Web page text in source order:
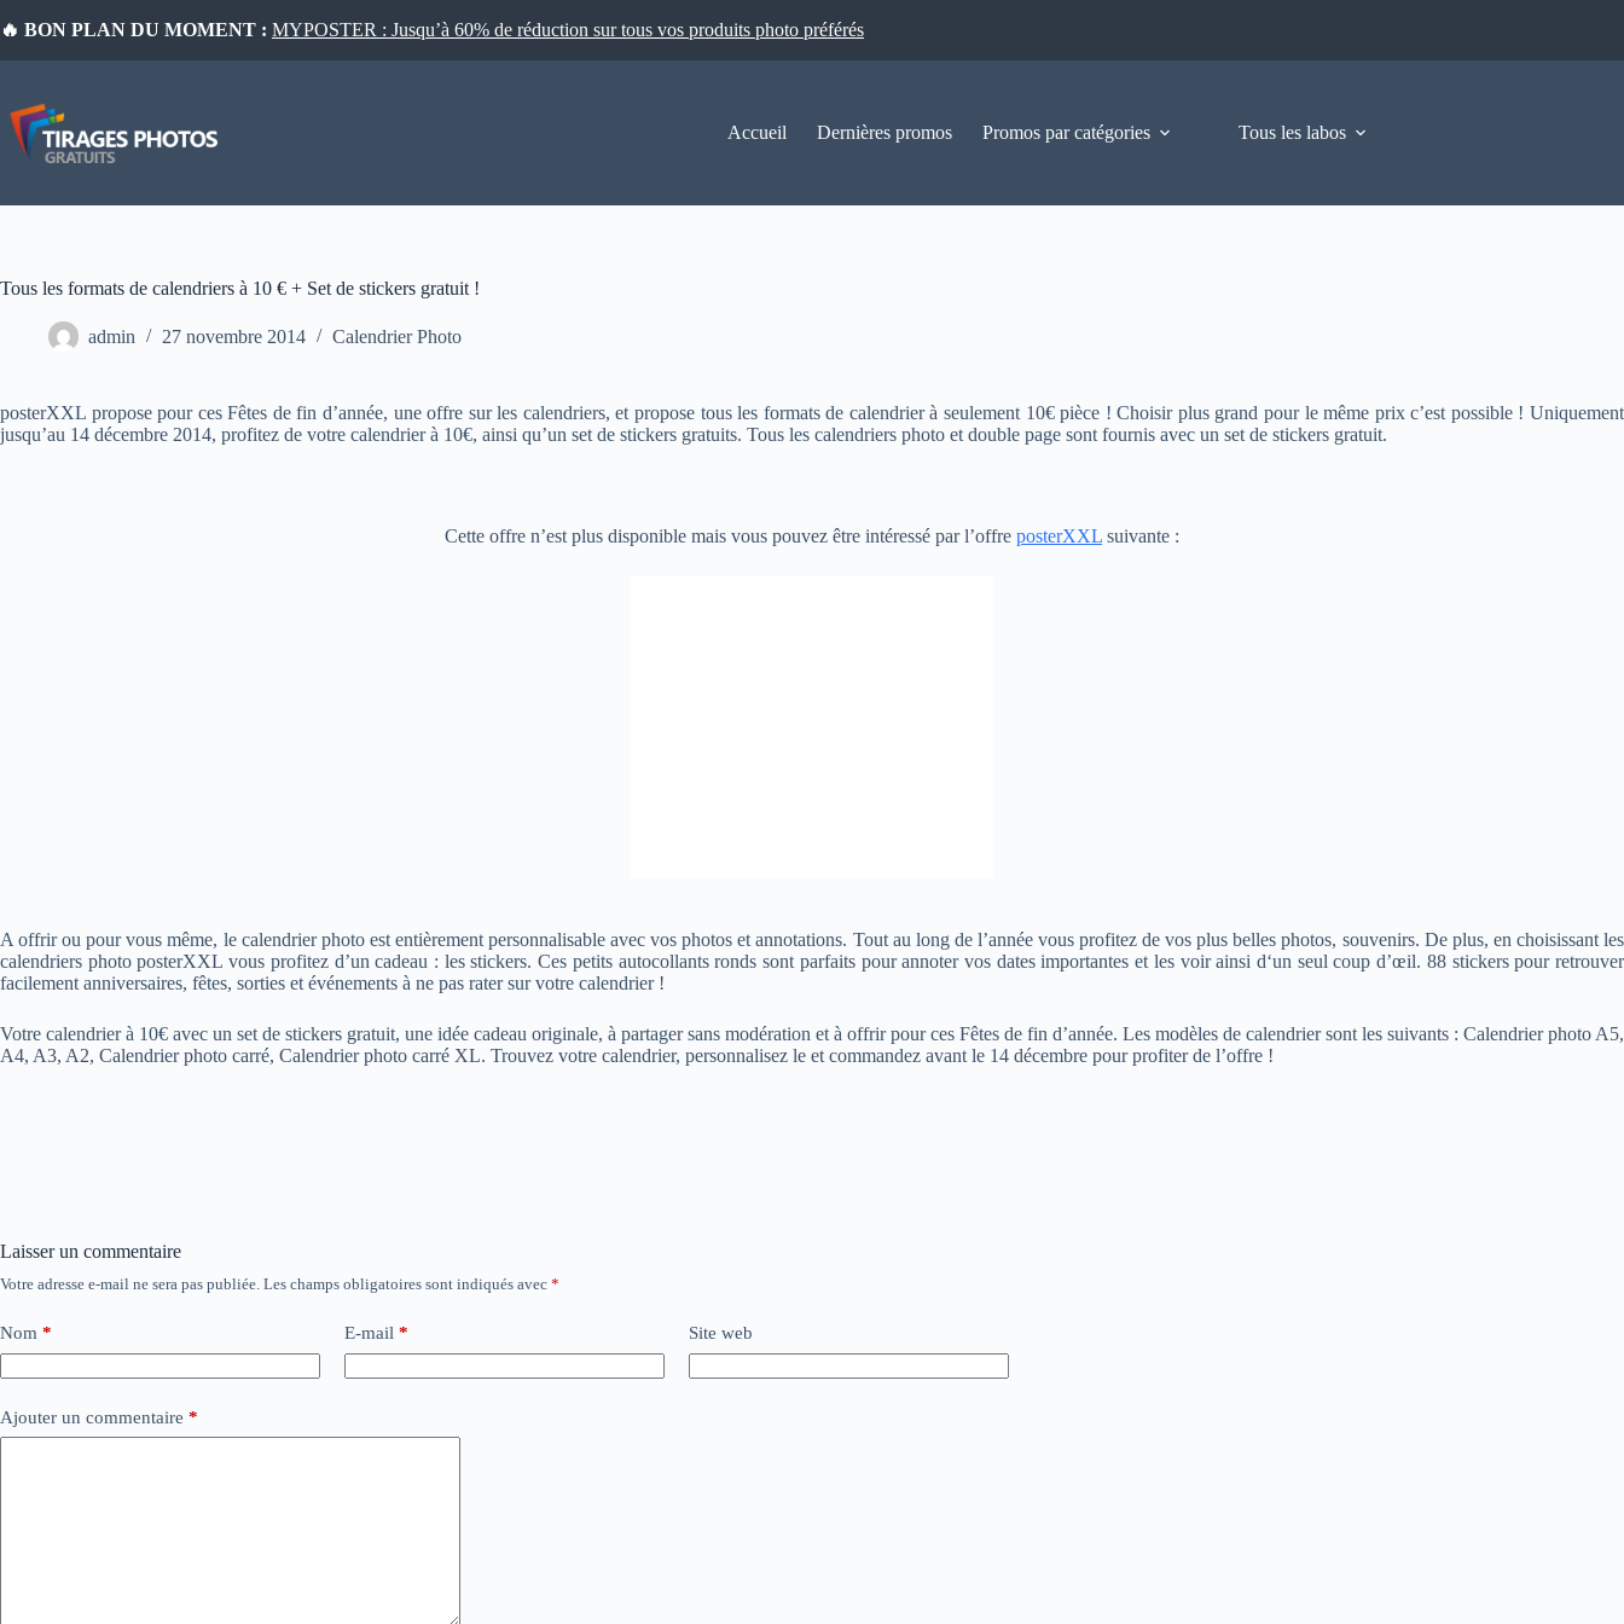
au
🔥 BON PLAN DU MOMENT : MYPOSTER : Jusqu’à 60% de réduction sur tous vos produits photo préférés
Accueil Dernières promos Promos par catégories Tous les labos
Tous les formats de calendriers à 10 € + Set de stickers gratuit !
admin 27 novembre 2014 Calendrier Photo
posterXXL propose pour ces Fêtes de fin d’année, une offre sur les calendriers, et propose tous les formats de calendrier à seulement 10€ pièce ! Choisir plus grand pour le même prix c’est possible ! Uniquement
jusqu’au 14 décembre 2014, profitez de votre calendrier à 10€, ainsi qu’un set de stickers gratuits. Tous les calendriers photo et double page sont fournis avec un set de stickers gratuit.
Cette offre n’est plus disponible mais vous pouvez être intéressé par l’offre posterXXL suivante :
A offrir ou pour vous même, le calendrier photo est entièrement personnalisable avec vos photos et annotations. Tout au long de l’année vous profitez de vos plus belles photos, souvenirs. De plus, en choisissant les
calendriers photo posterXXL vous profitez d’un cadeau : les stickers. Ces petits autocollants ronds sont parfaits pour annoter vos dates importantes et les voir ainsi d‘un seul coup d’œil. 88 stickers pour retrouver
facilement anniversaires, fêtes, sorties et événements à ne pas rater sur votre calendrier !
Votre calendrier à 10€ avec un set de stickers gratuit, une idée cadeau originale, à partager sans modération et à offrir pour ces Fêtes de fin d’année. Les modèles de calendrier sont les suivants : Calendrier photo A5,
A4, A3, A2, Calendrier photo carré, Calendrier photo carré XL. Trouvez votre calendrier, personnalisez le et commandez avant le 14 décembre pour profiter de l’offre !
Laisser un commentaire
Votre adresse e-mail ne sera pas publiée. Les champs obligatoires sont indiqués avec *
Nom * E-mail * Site web
Ajouter un commentaire *